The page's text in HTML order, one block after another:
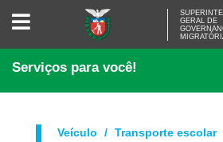
SUPERINTENDÊNCIA-
GOVERNANÇA
GERAL DE
Serviços para você!
Veículo Transporte escolar